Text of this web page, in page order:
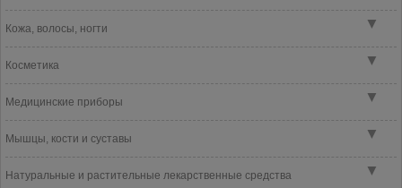
▼
Кожа, волосы, ногти
▼
Косметика
▼
Медицинские приборы
▼
Мышцы, кости и суставы
▼
Натуральные и растительные лекарственные средства